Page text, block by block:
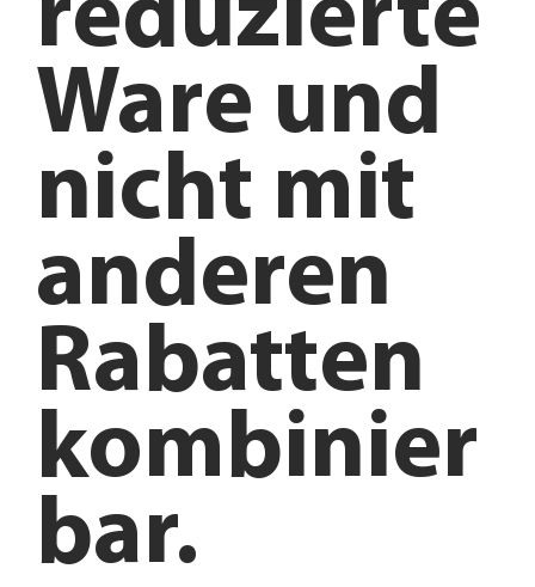
reduzierte
Ware und
nicht mit
anderen
Rabatten
kombinier
bar.